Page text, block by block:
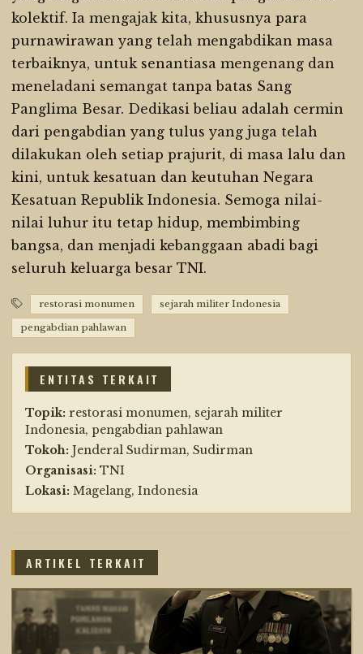
kolektif. Ia mengajak kita, khususnya para
purnawirawan yang telah mengabdikan masa
terbaiknya, untuk senantiasa mengenang dan
meneladani semangat tanpa batas Sang
Panglima Besar. Dedikasi beliau adalah cermin
dari pengabdian yang tulus yang juga telah
dilakukan oleh setiap prajurit, di masa lalu dan
kini, untuk kesatuan dan keutuhan Negara
Kesatuan Republik Indonesia. Semoga nilai-
nilai luhur itu tetap hidup, membimbing
bangsa, dan menjadi kebanggaan abadi bagi
seluruh keluarga besar TNI.
restorasi monumen sejarah militer Indonesia
pengabdian pahlawan
ENTITAS TERKAIT
Topik: restorasi monumen, sejarah militer
Indonesia, pengabdian pahlawan
Tokoh: Jenderal Sudirman, Sudirman
Organisasi: TNI
Lokasi: Magelang, Indonesia
ARTIKEL TERKAIT